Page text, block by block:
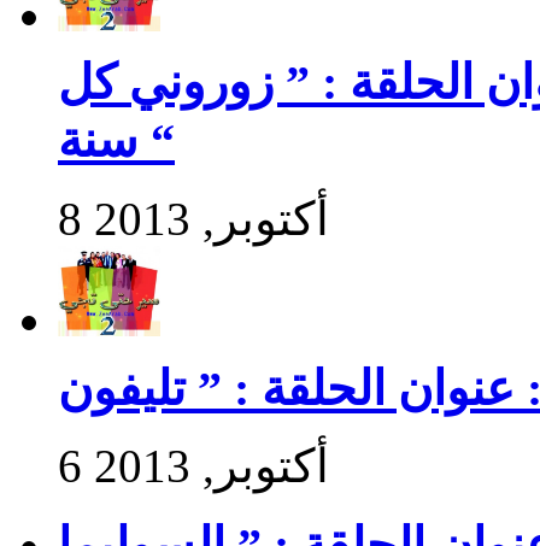
حتى تجي 2 : عنوان الحلقة : ” زوروني كل
سنة “
8 أكتوبر, 2013
6 أكتوبر, 2013